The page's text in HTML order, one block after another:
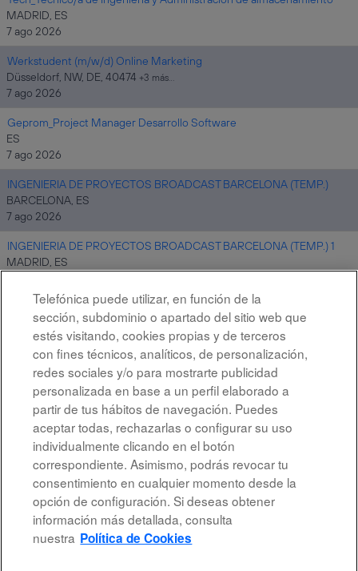
MADRID, ES
7 ago 2026
Werkstudent (m/w/d) Online Marketing
Düsseldorf, NW, DE, 40474 +3 más…
7 ago 2026
Geprom_Project Manager Desarrollo Software
ES
7 ago 2026
INGENIERIA DE PROYECTOS BROADCAST BARCELONA (TEMP.)
BARCELONA, ES
7 ago 2026
INGENIERIA DE PROYECTOS BROADCAST BARCELONA (TEMP.) 1
MADRID, ES
Resultados
Aviso legal
Accesibilidad
Protección de datos
Telefónica puede utilizar, en función de la
sección, subdominio o apartado del sitio web que
estés visitando, cookies propias y de terceros
con fines técnicos, analíticos, de personalización,
redes sociales y/o para mostrarte publicidad
personalizada en base a un perfil elaborado a
partir de tus hábitos de navegación. Puedes
aceptar todas, rechazarlas o configurar su uso
individualmente clicando en el botón
correspondiente. Asimismo, podrás revocar tu
consentimiento en cualquier momento desde la
opción de configuración. Si deseas obtener
información más detallada, consulta
nuestra Política de Cookies